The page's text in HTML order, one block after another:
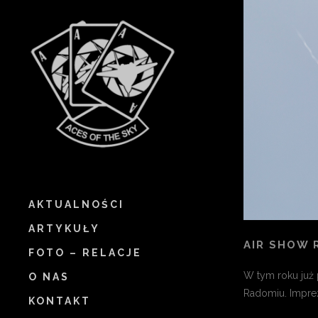
AKTUALNOŚCI
ARTYKUŁY
FOTO – RELACJE
O NAS
KONTAKT
AIR SHOW
W tym roku już
Radomiu.